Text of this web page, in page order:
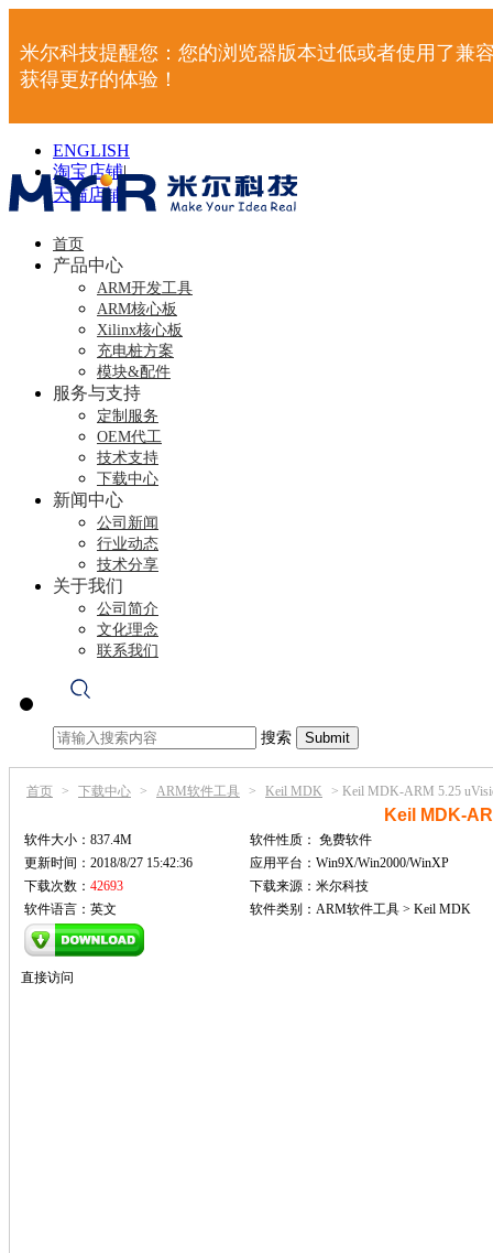
米尔科技提醒您：您的浏览器版本过低或者使用了兼
获得更好的体验！
ENGLISH
淘宝店铺|
天猫店铺 |
首页
产品中心
ARM开发工具
ARM核心板
Xilinx核心板
充电桩方案
模块&配件
服务与支持
定制服务
OEM代工
技术支持
下载中心
新闻中心
公司新闻
行业动态
技术分享
关于我们
公司简介
文化理念
联系我们
搜索
首页 > 下载中心 > ARM软件工具 > Keil MDK > Keil MDK-ARM 5.25
Keil MDK-
软件大小：837.4M 软件性质： 免费软件
更新时间：2018/8/27 15:42:36
应用平台：Win9X/Win2000/WinXP
下载次数： 42693
下载来源：米尔科技
软件语言：英文
软件类别：ARM软件工具 > Keil MDK
直接访问